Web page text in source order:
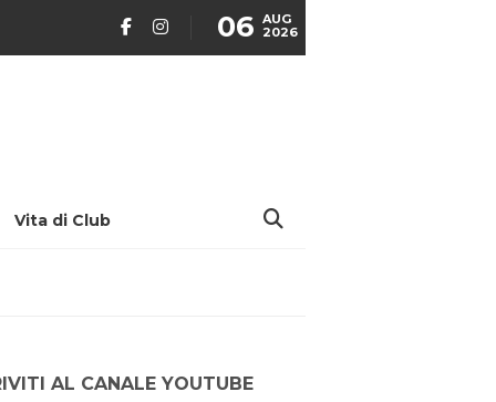
06 AUG
2026
Vita di Club
AL CANALE YOUTUBE